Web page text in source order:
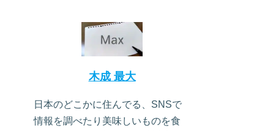
木成 最大
日本のどこかに住んでる、SNSで
情報を調べたり美味しいものを食